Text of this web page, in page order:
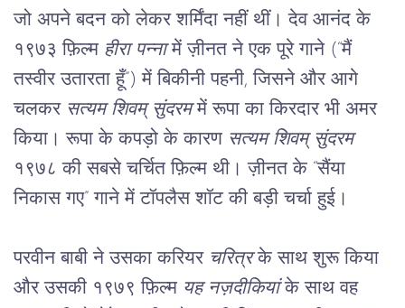
जो अपने बदन को लेकर शर्मिंदा नहीं थीं। देव आनंद के
१९७३ फ़िल्म हीरा पन्ना में ज़ीनत ने एक पूरे गाने (“मैं
तस्वीर उतारता हूँ”) में बिकीनी पहनी, जिसने और आगे
चलकर सत्यम शिवम् सुंदरम में रूपा का किरदार भी अमर
किया। रूपा के कपड़ो के कारण सत्यम शिवम् सुंदरम
१९७८ की सबसे चर्चित फ़िल्म थी। ज़ीनत के “सैंया
निकास गए” गाने में टॉपलैस शॉट की बड़ी चर्चा हुई।
परवीन बाबी ने उसका करियर चरित्र के साथ शुरू किया
और उसकी १९७९ फ़िल्म यह नज़दीकियां के साथ वह